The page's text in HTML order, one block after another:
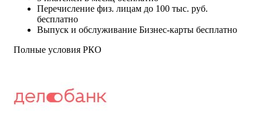
Перечисление физ. лицам до 100 тыс. руб.
бесплатно
Выпуск и обслуживание Бизнес-карты бесплатно
Полные условия РКО